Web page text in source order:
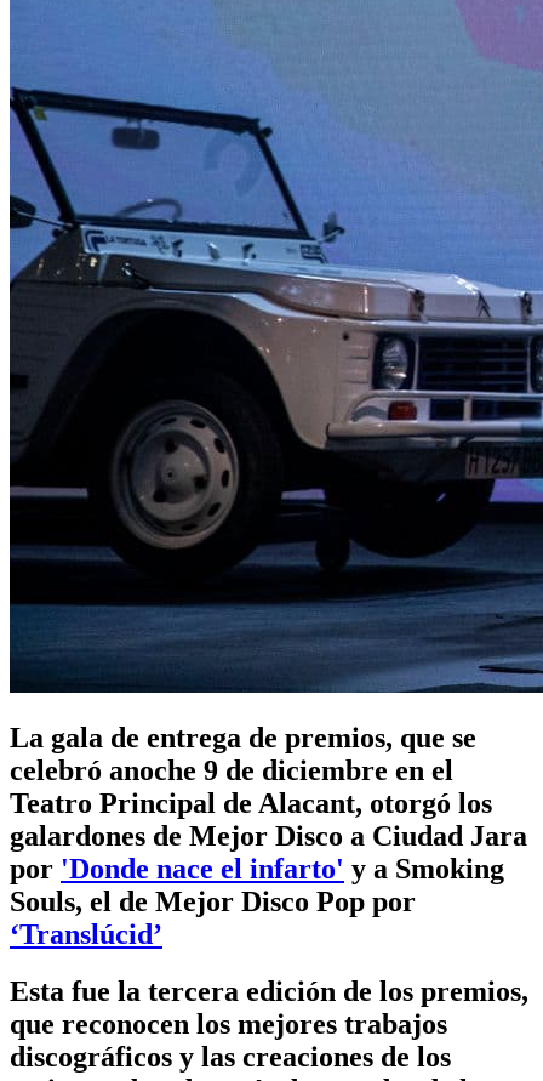
La gala de entrega de premios, que se
celebró anoche 9 de diciembre en el
Teatro Principal de Alacant, otorgó los
galardones de Mejor Disco a Ciudad Jara
por 'Donde nace el infarto' y a Smoking
Souls, el de Mejor Disco Pop por
‘Translúcid’
Esta fue la tercera edición de los premios,
que reconocen los mejores trabajos
discográficos y las creaciones de los